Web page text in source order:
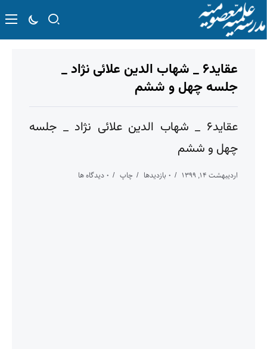
عقاید۶ _ شهاب الدین علائی نژاد _
جلسه چهل و ششم
عقاید۶ _ شهاب الدین علائی نژاد _ جلسه
چهل و ششم
اردیبهشت ۱۴, ۱۳۹۹ ۰ بازدیدها چاپ ۰ دیدگاه ها